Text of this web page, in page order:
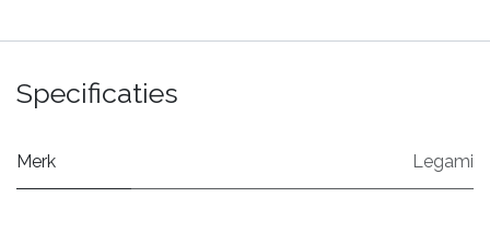
Specificaties
Merk Legami